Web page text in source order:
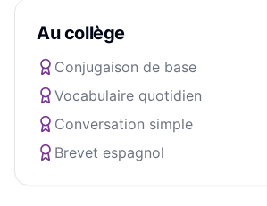
Au collège
Conjugaison de base
Vocabulaire quotidien
Conversation simple
Brevet espagnol